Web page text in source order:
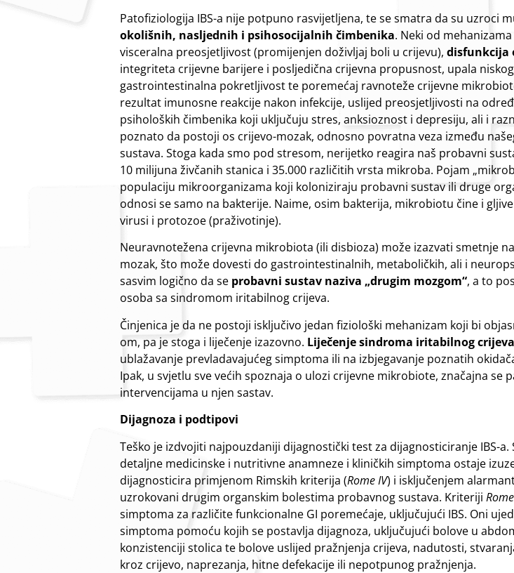
Patofiziologija IBS-a nije potpuno rasvijetljena, te se smatra da su uzroci
okolišnih, nasljednih i psihosocijalnih čimbenika. Neki od
visceralna preosjetljivost (promijenjen doživljaj boli u crijevu), disfunkcija
integriteta crijevne barijere i posljedična crijevna propusnost, upala
gastrointestinalna pokretljivost te poremećaj ravnoteže crijevne
rezultat imunosne reakcije nakon infekcije, uslijed preosjetljivosti na
psiholoških čimbenika koji uključuju stres, anksioznost i depresiju, ali i
poznato da postoji os crijevo-mozak, odnosno povratna veza između
sustava. Stoga kada smo pod stresom, nerijetko reagira naš probavni
10 milijuna živčanih stanica i 35.000 različitih vrsta mikroba. Pojam
populaciju mikroorganizama koji koloniziraju probavni sustav ili druge
odnosi se samo na bakterije. Naime, osim bakterija, mikrobiotu čine i
virusi i protozoe (praživotinje).
Neuravnotežena crijevna mikrobiota (ili disbioza) može izazvati smetnje
mozak, što može dovesti do gastrointestinalnih, metaboličkih, ali i
sasvim logično da se probavni sustav naziva „drugim mozgom“, a to
osoba sa sindromom iritabilnog crijeva.
Činjenica je da ne postoji isključivo jedan fiziološki mehanizam koji bi
om, pa je stoga i liječenje izazovno. Liječenje sindroma iritabilnog crijeva
ublažavanje prevladavajućeg simptoma ili na izbjegavanje poznatih
Ipak, u svjetlu sve većih spoznaja o ulozi crijevne mikrobiote, značajna se
intervencijama u njen sastav.
Dijagnoza i podtipovi
Teško je izdvojiti najpouzdaniji dijagnostički test za dijagnosticiranje IBS-
detaljne medicinske i nutritivne anamneze i kliničkih simptoma ostaje
dijagnosticira primjenom Rimskih kriterija (Rome IV) i isključenjem
uzrokovani drugim organskim bolestima probavnog sustava. Kriteriji
simptoma za različite funkcionalne GI poremećaje, uključujući IBS. Oni
simptoma pomoću kojih se postavlja dijagnoza, uključujući bolove u
konzistenciji stolica te bolove uslijed pražnjenja crijeva, nadutosti,
kroz crijevo, naprezanja, hitne defekacije ili nepotpunog pražnjenja.